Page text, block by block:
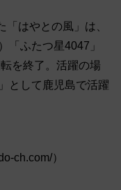
はやとの風」は、
「ふたつ星4047」
を終了。活躍の場
として鹿児島で活躍
ch.com/）